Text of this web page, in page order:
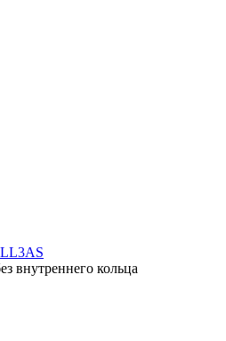
внутреннего кольца